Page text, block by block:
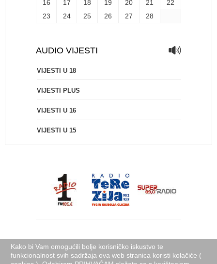
16
17 18 19 20 21
22
23
24 25 26 27 28
AUDIO VIJESTI
VIJESTI U 18
VIJESTI PLUS
VIJESTI U 16
VIJESTI U 15
Kako bi Vam omogućili bolje korisničko iskustvo te
funkcionalnost svih sadržaja ova web stranica koristi kolačiće (